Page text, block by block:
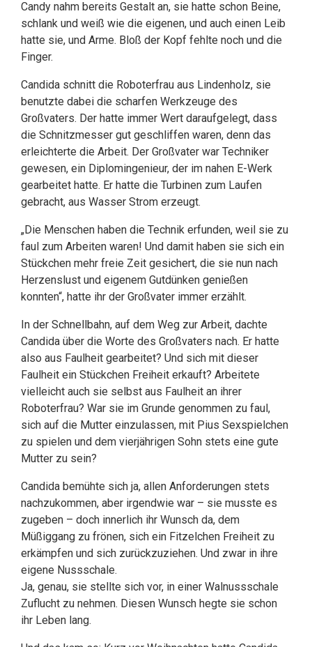
Candy nahm bereits Gestalt an, sie hatte schon Beine,
schlank und weiß wie die eigenen, und auch einen Leib
hatte sie, und Arme. Bloß der Kopf fehlte noch und die
Finger.
Candida schnitt die Roboterfrau aus Lindenholz, sie
benutzte dabei die scharfen Werkzeuge des
Großvaters. Der hatte immer Wert daraufgelegt, dass
die Schnitzmesser gut geschliffen waren, denn das
erleichterte die Arbeit. Der Großvater war Techniker
gewesen, ein Diplomingenieur, der im nahen E-Werk
gearbeitet hatte. Er hatte die Turbinen zum Laufen
gebracht, aus Wasser Strom erzeugt.
„Die Menschen haben die Technik erfunden, weil sie zu
faul zum Arbeiten waren! Und damit haben sie sich ein
Stückchen mehr freie Zeit gesichert, die sie nun nach
Herzenslust und eigenem Gutdünken genießen
konnten“, hatte ihr der Großvater immer erzählt.
In der Schnellbahn, auf dem Weg zur Arbeit, dachte
Candida über die Worte des Großvaters nach. Er hatte
also aus Faulheit gearbeitet? Und sich mit dieser
Faulheit ein Stückchen Freiheit erkauft? Arbeitete
vielleicht auch sie selbst aus Faulheit an ihrer
Roboterfrau? War sie im Grunde genommen zu faul,
sich auf die Mutter einzulassen, mit Pius Sexspielchen
zu spielen und dem vierjährigen Sohn stets eine gute
Mutter zu sein?
Candida bemühte sich ja, allen Anforderungen stets
nachzukommen, aber irgendwie war – sie musste es
zugeben – doch innerlich ihr Wunsch da, dem
Müßiggang zu frönen, sich ein Fitzelchen Freiheit zu
erkämpfen und sich zurückzuziehen. Und zwar in ihre
eigene Nussschale.
Ja, genau, sie stellte sich vor, in einer Walnussschale
Zuflucht zu nehmen. Diesen Wunsch hegte sie schon
ihr Leben lang.